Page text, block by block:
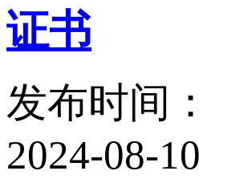
证书
发布时间：
2024-08-10